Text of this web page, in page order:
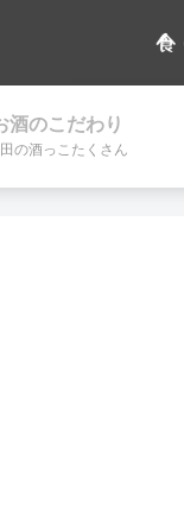
酒のこだわり
の酒っこたくさん